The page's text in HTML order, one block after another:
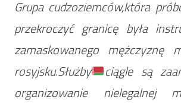
Grupa cudzoziemców,która
przekroczyć granicę była
zamaskowanego mężczyznę
rosyjsku.Służby
ciągle są
organizowanie nielegalnej